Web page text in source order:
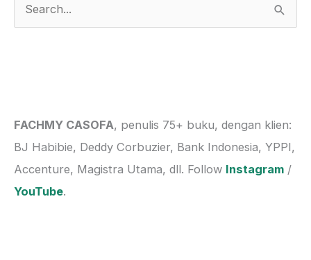
h
f
o
r
FACHMY CASOFA, penulis 75+ buku, dengan klien:
BJ Habibie, Deddy Corbuzier, Bank Indonesia, YPPI,
Accenture, Magistra Utama, dll. Follow Instagram /
YouTube.